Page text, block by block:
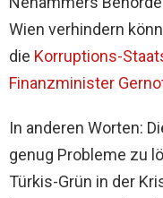
Wien verhindern
die Korruptions-
Finanzminister
In anderen Worten:
genug Probleme zu
Türkis-Grün in der